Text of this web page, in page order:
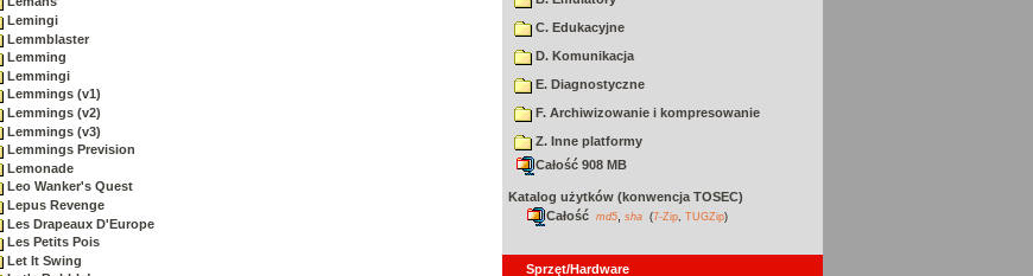
Lemingi
Lemmblaster
Lemming
Lemmingi
Lemmings (v1)
Lemmings (v2)
Lemmings (v3)
Lemmings Prevision
Lemonade
Leo Wanker's Quest
Lepus Revenge
Les Drapeaux D'Europe
Les Petits Pois
Let It Swing
C. Edukacyjne
D. Komunikacja
E. Diagnostyczne
F. Archiwizowanie i kompresowanie
Z. Inne platformy
Całość 908 MB
Katalog użytków (konwencja TOSEC)
Całość md5 sha (7-Zip TUGZip)
Sprzęt/Hardware